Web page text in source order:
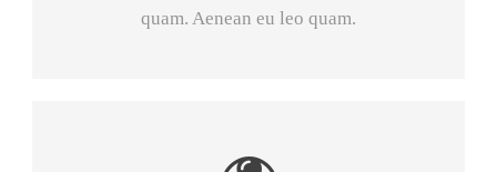
quam. Aenean eu leo quam.